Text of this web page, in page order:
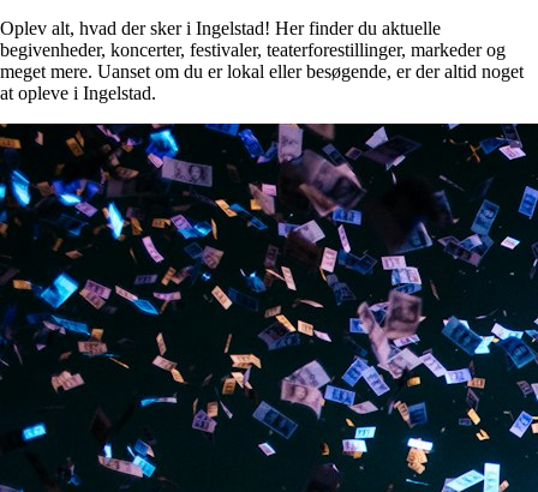
Oplev alt, hvad der sker i Ingelstad! Her finder du aktuelle
begivenheder, koncerter, festivaler, teaterforestillinger, markeder og
meget mere. Uanset om du er lokal eller besøgende, er der altid noget
at opleve i Ingelstad.